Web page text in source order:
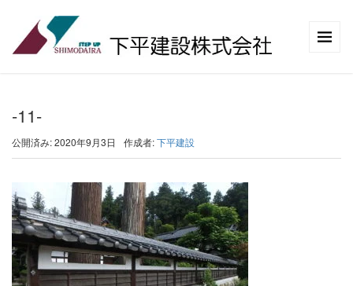
-11-
公開済み: 2020年9月3日 作成者:下平建設